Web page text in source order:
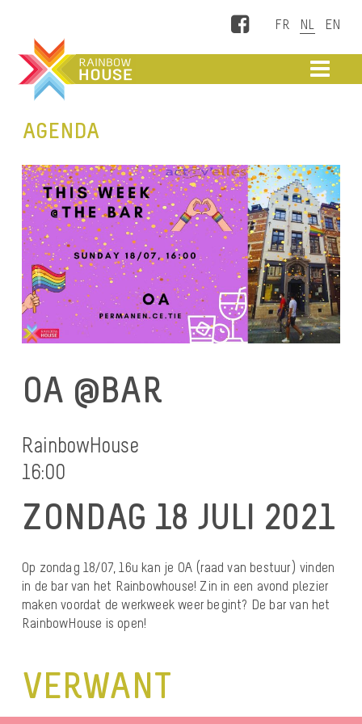
Facebook
AGENDA
OA @BAR
RainbowHouse
16:00
ZONDAG 18 JULI 2021
Op zondag 18/07, 16u kan je OA (raad van bestuur) vinden
in de bar van het Rainbowhouse! Zin in een avond plezier
maken voordat de werkweek weer begint? De bar van het
RainbowHouse is open!
VERWANT